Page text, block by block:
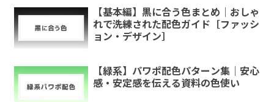
【基本編】黒に合う色まとめ｜おしゃ
れで洗練された配色ガイド［ファッシ
ョン・デザイン］
【緑系】パワポ配色パターン集｜安心
感・安定感を伝える資料の色使い